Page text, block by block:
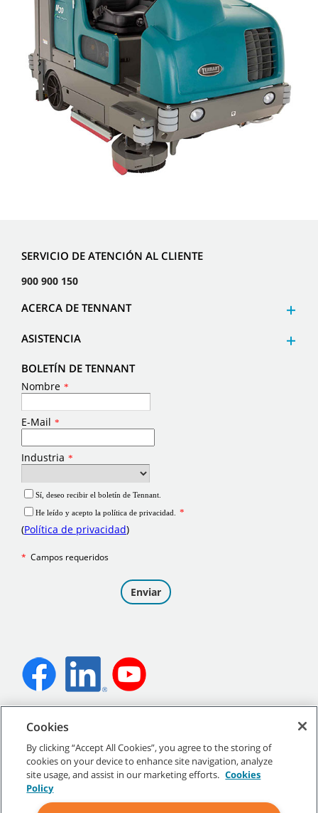
SERVICIO DE ATENCIÓN AL CLIENTE
900 900 150
ACERCA DE TENNANT
ASISTENCIA
BOLETÍN DE TENNANT
Mapa del sitio
Cookies
By clicking “Accept All Cookies”, you agree to the storing of
cookies on your device to enhance site navigation, analyze
site usage, and assist in our marketing efforts. Cookies
Policy